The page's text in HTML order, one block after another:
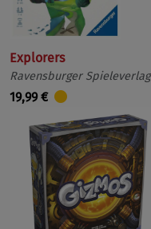
Explorers
Ravensburger Spieleverlag
19,99 €